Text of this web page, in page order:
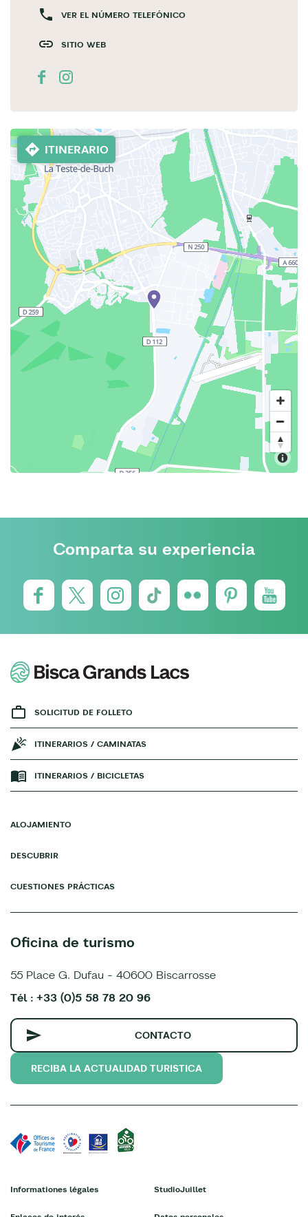
VER EL NÚMERO TELEFÓNICO
SITIO WEB
ITINERARIO
Comparta su experiencia
SOLICITUD DE FOLLETO
ITINERARIOS / CAMINATAS
ITINERARIOS / BICICLETAS
ALOJAMIENTO
DESCUBRIR
CUESTIONES PRÁCTICAS
Oficina de turismo
55 Place G. Dufau - 40600 Biscarrosse
Tél : +33 (0)5 58 78 20 96
CONTACTO
RECIBA LA ACTUALIDAD TURISTICA
Informationes légales StudioJuillet